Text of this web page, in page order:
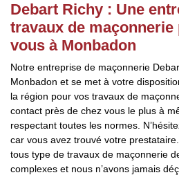
Debart Richy : Une
travaux de maçonnerie
vous à Monbadon
Notre entreprise de maçonnerie
Monbadon et se met à votre
la région pour vos travaux de
contact près de chez vous le plus à
respectant toutes les normes.
car vous avez trouvé votre
tous type de travaux de maçonnerie
complexes et nous n’avons jamais